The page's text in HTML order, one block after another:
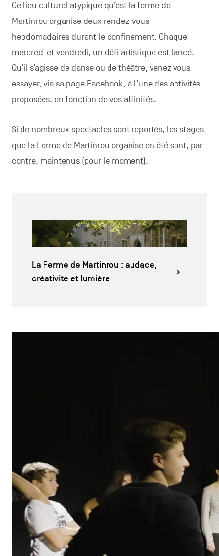
Ce lieu culturel atypique qu’est la ferme de
Martinrou organise deux rendez-vous
hebdomadaires durant le confinement. Chaque
mercredi et vendredi, un défi artistique est lancé.
Qu’il s’agisse de danse ou de théâtre, venez vous
essayer, via sa page Facebook, à l’une des activités
proposées, en fonction de vos affinités.
Si de nombreux spectacles sont reportés, lesstages
que la Ferme de Martinrou organise en été sont, par
contre, maintenus (pour le moment).
La Ferme de Martinrou : audace,
créativité et lumière